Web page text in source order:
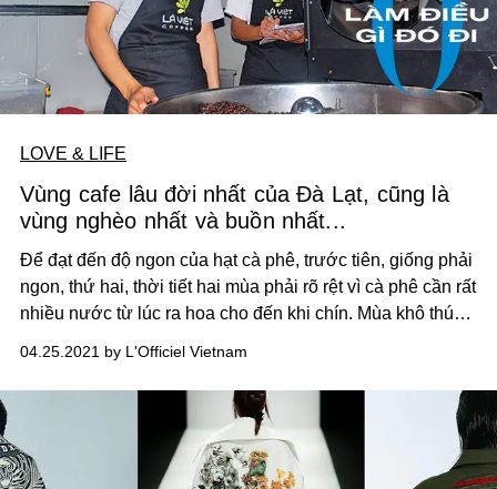
LOVE & LIFE
Vùng cafe lâu đời nhất của Đà Lạt, cũng là
vùng nghèo nhất và buồn nhất...
Để đạt đến độ ngon của hạt cà phê, trước tiên, giống phải
ngon, thứ hai, thời tiết hai mùa phải rõ rệt vì cà phê cần rất
nhiều nước từ lúc ra hoa cho đến khi chín. Mùa khô thúc
cực kỳ sợ lạnh, thế nên, độ cao phải từ 1.500m trở lên. Vì
thế, chỉ có Đà Lạt mới cho ra những hạt Arabica ngon, mỗi
hạt cà phê ngon như vậy chứa đựng tới 800 mùi hương
tinh tế và lâu bền.
04.25.2021 by L'Officiel Vietnam